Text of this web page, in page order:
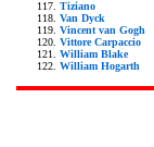
Tiziano
Van Dyck
Vincent van Gogh
Vittore Carpaccio
William Blake
William Hogarth